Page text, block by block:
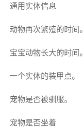
通用实体信息
动物再次繁殖的时间。
宝宝动物长大的时间。
一个实体的装甲点。
宠物是否被驯服。
宠物是否坐着